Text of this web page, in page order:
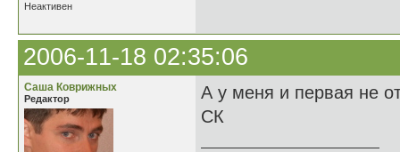
Неактивен
2006-11-18 02:35:06
Саша Коврижных
Редактор
А у меня и первая не
СК